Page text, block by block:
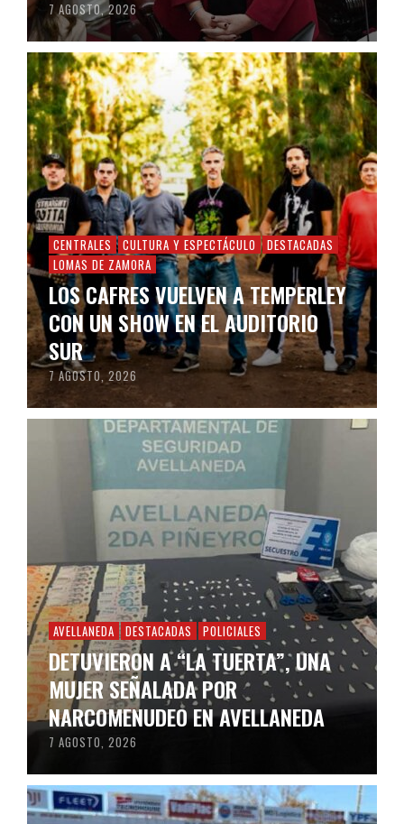
7 AGOSTO, 2026
CENTRALES CULTURA Y ESPECTÁCULO
DESTACADAS
LOMAS DE ZAMORA
LOS CAFRES VUELVEN A TEMPERLEY
CON UN SHOW EN EL AUDITORIO
SUR
7 AGOSTO, 2026
AVELLANEDA DESTACADAS POLICIALES
DETUVIERON A “LA TUERTA”, UNA
MUJER SEÑALADA POR
NARCOMENUDEO EN AVELLANEDA
7 AGOSTO, 2026